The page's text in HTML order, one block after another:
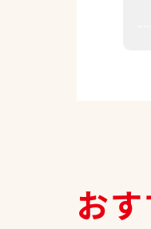
お